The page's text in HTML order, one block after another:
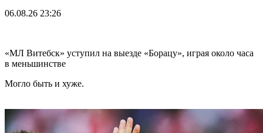
06.08.26 23:26
«МЛ Витебск» уступил на выезде «Борацу», играя около часа
в меньшинстве
Могло быть и хуже.